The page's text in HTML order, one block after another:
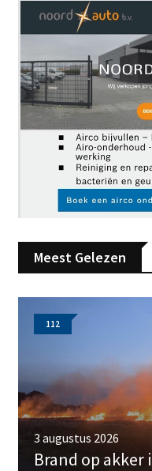
Meest Gelezen
112
3 augustus 2026
Brand op akker